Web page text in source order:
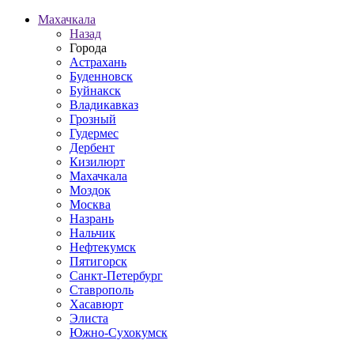
Махачкала
Назад
Города
Астрахань
Буденновск
Буйнакск
Владикавказ
Грозный
Гудермес
Дербент
Кизилюрт
Махачкала
Моздок
Москва
Назрань
Нальчик
Нефтекумск
Пятигорск
Санкт-Петербург
Ставрополь
Хасавюрт
Элиста
Южно-Сухокумск